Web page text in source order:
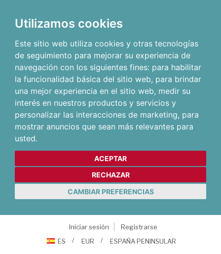
Utilizamos cookies
Este sitio web utiliza cookies y otras tecnologías
de seguimiento para mejorar su experiencia de
navegación con los siguientes fines: para habilitar
la funcionalidad básica del sitio web, para brindar
una mejor experiencia en el sitio web, medir su
interés en nuestros productos y servicios y
personalizar las interacciones de marketing, para
mostrar anuncios que sean más relevantes para
usted.
ACEPTAR
RECHAZAR
CAMBIAR PREFERENCIAS
Iniciar sesión
Registrarse
ES
EUR ESPAÑA PENINSULAR